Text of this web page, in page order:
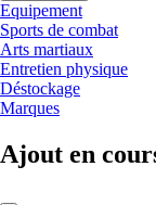
Equipement
Sports de combat
Arts martiaux
Entretien physique
Déstockage
Marques
Ajout en